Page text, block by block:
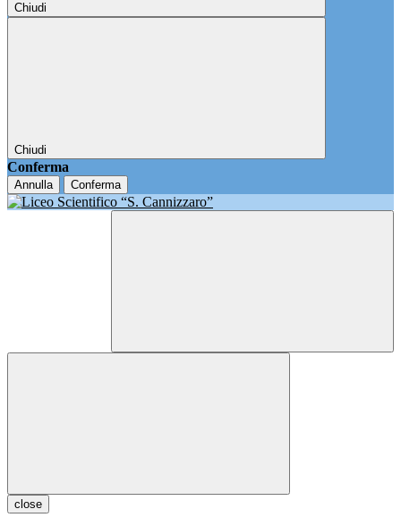
Chiudi
Chiudi
Conferma
Annulla Conferma
close